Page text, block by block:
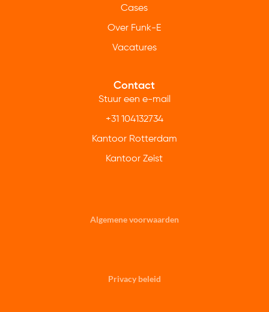
Cases
Over Funk-E
Vacatures
Contact
Stuur een e-mail
+31 104132734
Kantoor Rotterdam
Kantoor Zeist
Algemene voorwaarden
Privacy beleid